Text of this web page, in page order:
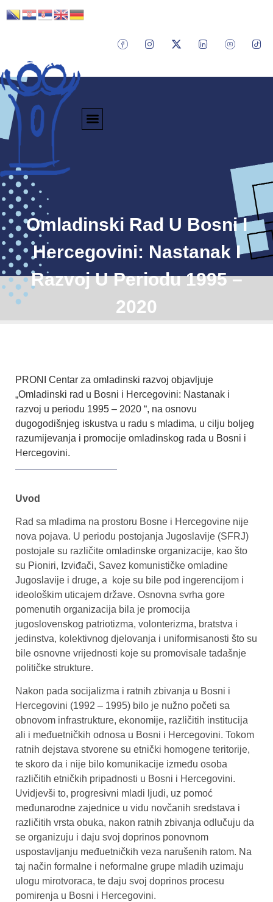
Omladinski Rad U Bosni I
Hercegovini: Nastanak I
Razvoj U Periodu 1995 –
2020
PRONI Centar za omladinski razvoj objavljuje
„Omladinski rad u Bosni i Hercegovini: Nastanak i
razvoj u periodu 1995 – 2020 “, na osnovu
dugogodišnjeg iskustva u radu s mladima, u cilju boljeg
razumijevanja i promocije omladinskog rada u Bosni i
Hercegovini.
Uvod
Rad sa mladima na prostoru Bosne i Hercegovine nije
nova pojava. U periodu postojanja Jugoslavije (SFRJ)
postojale su različite omladinske organizacije, kao što
su Pioniri, Izviđači, Savez komunističke omladine
Jugoslavije i druge, a koje su bile pod ingerencijom i
ideološkim uticajem države. Osnovna svrha gore
pomenutih organizacija bila je promocija
jugoslovenskog patriotizma, volonterizma, bratstva i
jedinstva, kolektivnog djelovanja i uniformisanosti što su
bile osnovne vrijednosti koje su promovisale tadašnje
političke strukture.
Nakon pada socijalizma i ratnih zbivanja u Bosni i
Hercegovini (1992 – 1995) bilo je nužno početi sa
obnovom infrastrukture, ekonomije, različitih institucija
ali i međuetničkih odnosa u Bosni i Hercegovini. Tokom
ratnih dejstava stvorene su etnički homogene teritorije,
te skoro da i nije bilo komunikacije između osoba
različitih etničkih pripadnosti u Bosni i Hercegovini.
Uvidjevši to, progresivni mladi ljudi, uz pomoć
međunarodne zajednice u vidu novčanih sredstava i
različitih vrsta obuka, nakon ratnih zbivanja odlučuju da
se organizuju i daju svoj doprinos ponovnom
uspostavljanju međuetničkih veza narušenih ratom. Na
taj način formalne i neformalne grupe mladih uzimaju
ulogu mirotvoraca, te daju svoj doprinos procesu
pomirenja u Bosni i Hercegovini.